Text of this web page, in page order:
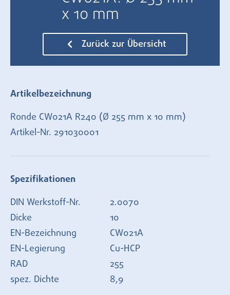
x 10 mm
Zurück zur Übersicht
Artikelbezeichnung
Ronde CW021A R240 (Ø 255 mm x 10 mm)
Artikel-Nr. 291030001
Spezifikationen
DIN Werkstoff-Nr.
2.0070
Dicke
10
EN-Bezeichnung
CW021A
EN-Legierung
Cu-HCP
RAD
255
spez. Dichte
8,9